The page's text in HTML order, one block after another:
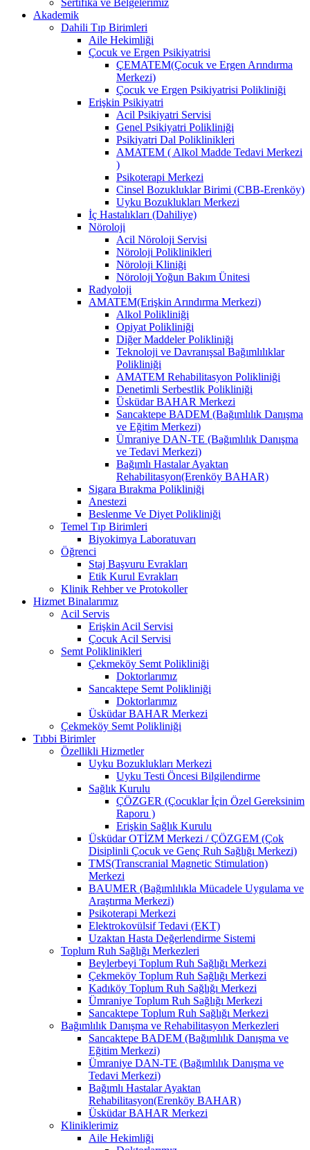
Akademik
Dahili Tıp Birimleri
Aile Hekimliği
Çocuk ve Ergen Psikiyatrisi
ÇEMATEM(Çocuk ve Ergen Arındırma
Merkezi)
Çocuk ve Ergen Psikiyatrisi Polikliniği
Erişkin Psikiyatri
Acil Psikiyatri Servisi
Genel Psikiyatri Polikliniği
Psikiyatri Dal Poliklinikleri
AMATEM ( Alkol Madde Tedavi Merkezi
)
Psikoterapi Merkezi
Cinsel Bozukluklar Birimi (CBB-Erenköy)
Uyku Bozuklukları Merkezi
İç Hastalıkları (Dahiliye)
Nöroloji
Acil Nöroloji Servisi
Nöroloji Poliklinikleri
Nöroloji Kliniği
Nöroloji Yoğun Bakım Ünitesi
Radyoloji
AMATEM(Erişkin Arındırma Merkezi)
Alkol Polikliniği
Opiyat Polikliniği
Diğer Maddeler Polikliniği
Teknoloji ve Davranışsal Bağımlılıklar
Polikliniği
AMATEM Rehabilitasyon Polikliniği
Denetimli Serbestlik Polikliniği
Üsküdar BAHAR Merkezi
Sancaktepe BADEM (Bağımlılık Danışma
ve Eğitim Merkezi)
Ümraniye DAN-TE (Bağımlılık Danışma
ve Tedavi Merkezi)
Bağımlı Hastalar Ayaktan
Rehabilitasyon(Erenköy BAHAR)
Sigara Bırakma Polikliniği
Anestezi
Beslenme Ve Diyet Polikliniği
Temel Tıp Birimleri
Biyokimya Laboratuvarı
Öğrenci
Staj Başvuru Evrakları
Etik Kurul Evrakları
Klinik Rehber ve Protokoller
Hizmet Binalarımız
Acil Servis
Erişkin Acil Servisi
Çocuk Acil Servisi
Semt Poliklinikleri
Çekmeköy Semt Polikliniği
Doktorlarımız
Sancaktepe Semt Polikliniği
Doktorlarımız
Üsküdar BAHAR Merkezi
Çekmeköy Semt Polikliniği
Tıbbi Birimler
Özellikli Hizmetler
Uyku Bozuklukları Merkezi
Uyku Testi Öncesi Bilgilendirme
Sağlık Kurulu
ÇÖZGER (Çocuklar İçin Özel Gereksinim
Raporu )
Erişkin Sağlık Kurulu
Üsküdar OTİZM Merkezi / ÇÖZGEM (Çok
Disiplinli Çocuk ve Genç Ruh Sağlığı Merkezi)
TMS(Transcranial Magnetic Stimulation)
Merkezi
BAUMER (Bağımlılıkla Mücadele Uygulama ve
Araştırma Merkezi)
Psikoterapi Merkezi
Elektrokovülsif Tedavi (EKT)
Uzaktan Hasta Değerlendirme Sistemi
Toplum Ruh Sağlığı Merkezleri
Beylerbeyi Toplum Ruh Sağlığı Merkezi
Çekmeköy Toplum Ruh Sağlığı Merkezi
Kadıköy Toplum Ruh Sağlığı Merkezi
Ümraniye Toplum Ruh Sağlığı Merkezi
Sancaktepe Toplum Ruh Sağlığı Merkezi
Bağımlılık Danışma ve Rehabilitasyon Merkezleri
Sancaktepe BADEM (Bağımlılık Danışma ve
Eğitim Merkezi)
Ümraniye DAN-TE (Bağımlılık Danışma ve
Tedavi Merkezi)
Bağımlı Hastalar Ayaktan
Rehabilitasyon(Erenköy BAHAR)
Üsküdar BAHAR Merkezi
Kliniklerimiz
Aile Hekimliği